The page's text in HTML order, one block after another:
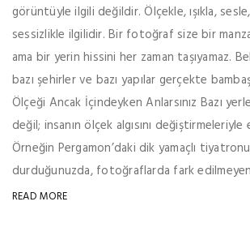
görüntüyle ilgili değildir. Ölçekle, ışıkla,
sessizlikle ilgilidir. Bir fotoğraf size bir
ama bir yerin hissini her zaman taşıyamaz.
bazı şehirler ve bazı yapılar gerçekte
Ölçeği Ancak İçindeyken Anlarsınız Bazı
değil; insanın ölçek algısını
Örneğin Pergamon’daki dik yamaçlı
durduğunuzda, fotoğraflarda fark
READ MORE